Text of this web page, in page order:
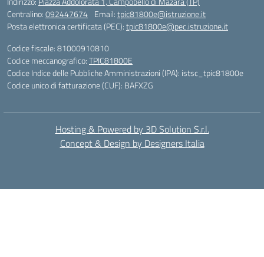
Centralino:092447674 Email:tpic81800e@istruzione.it
Posta elettronica certificata (PEC):tpic81800e@pec.istruzione.it
Codice fiscale: 81000910810
Codice meccanografico:TPIC81800E
Codice Indice delle Pubbliche Amministrazioni (IPA): istsc_tpic81800e
Codice unico di fatturazione (CUF): BAFXZG
Hosting & Powered by 3D Solution S.r.l.
Concept & Design by Designers Italia